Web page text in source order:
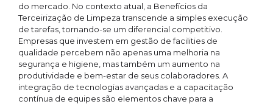
do mercado. No contexto atual, a Benefícios da
Terceirização de Limpeza transcende a simples execução
de tarefas, tornando-se um diferencial competitivo.
Empresas que investem em gestão de facilities de
qualidade percebem não apenas uma melhoria na
segurança e higiene, mas também um aumento na
produtividade e bem-estar de seus colaboradores. A
integração de tecnologias avançadas e a capacitação
contínua de equipes são elementos chave para a